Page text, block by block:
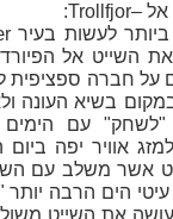
אל –Trollfjor
:
לעשות בעיר
השייט אל
על חברה ספציפית
בשיא העונה
"לשחק" עם הימים
אוויר יפה
אשר משלב עם
הים הרבה